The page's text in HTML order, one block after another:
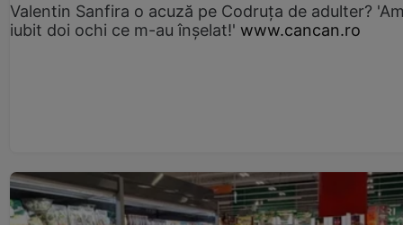
Valentin Sanfira o acuză pe Codruța de adulter?
iubit doi ochi ce m-au înșelat!' www.cancan.ro